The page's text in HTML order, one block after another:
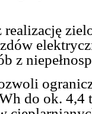
z
do ok. 4,4